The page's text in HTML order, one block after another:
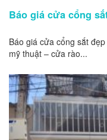
Báo giá cửa cổng
Báo giá cửa cổng sắt
mỹ thuật – cửa rào...